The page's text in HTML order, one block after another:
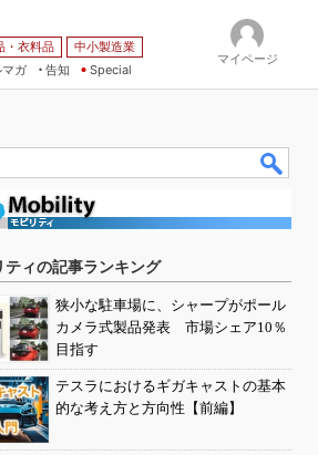
・衣料品
中小製造業
マガ
告知 Special
マイページ
ティの記事ランキング
狭小な駐車場に、シャープがポール
カメラ式製品発表 市場シェア10％
目指す
テスラにおけるギガキャストの基本
的な考え方と方向性【前編】